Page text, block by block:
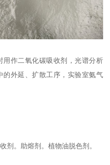
作二氧化碳吸收剂，光谱分析
外延、扩散工序，实验室氨气
剂。助熔剂。植物油脱色剂。